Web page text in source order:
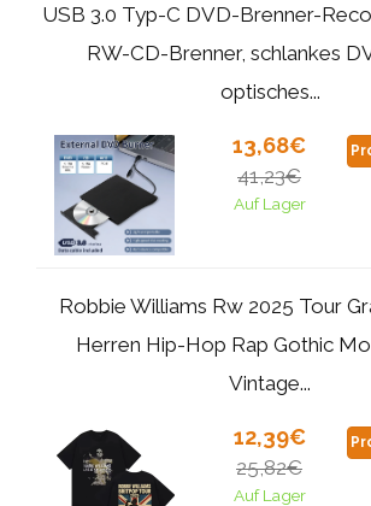
USB 3.0 Typ-C DVD-Brenner-
RW-CD-Brenner, schlankes
optisches...
13,68€
41,23€
Auf Lager
Robbie Williams Rw 2025 Tour
Herren Hip-Hop Rap Gothic
Vintage...
12,39€
25,82€
Auf Lager